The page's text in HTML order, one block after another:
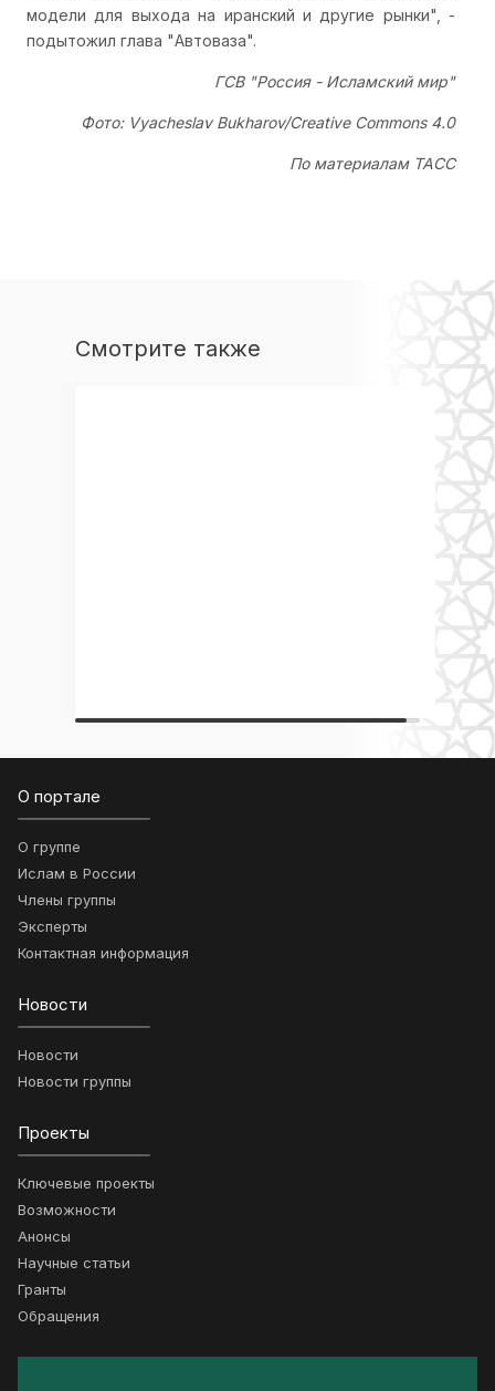
модели для выхода на иранский и другие рынки", -
подытожил глава "Автоваза".
ГСВ "Россия - Исламский мир"
Фото: Vyacheslav Bukharov/Creative Commons 4.0
По материалам ТАСС
Смотрите также
О портале
О группе
Ислам в России
Члены группы
Эксперты
Контактная информация
Новости
Новости
Новости группы
Проекты
Ключевые проекты
Возможности
Анонсы
Научные статьи
Гранты
Обращения